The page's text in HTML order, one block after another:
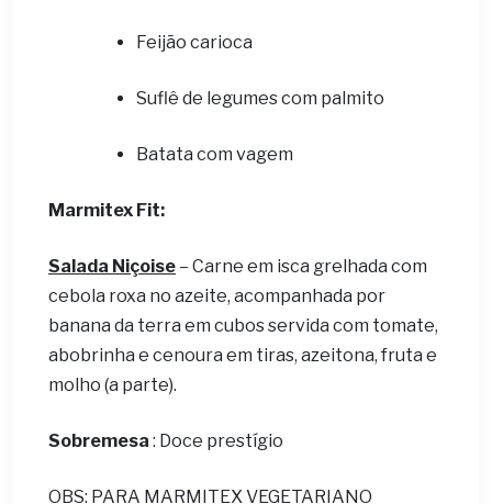
Feijão carioca
Suflê de legumes com palmito
Batata com vagem
Marmitex Fit:
Salada Niçoise – Carne em isca grelhada com
cebola roxa no azeite, acompanhada por
banana da terra em cubos servida com tomate,
abobrinha e cenoura em tiras, azeitona, fruta e
molho (a parte).
Sobremesa : Doce prestígio
OBS: PARA MARMITEX VEGETARIANO